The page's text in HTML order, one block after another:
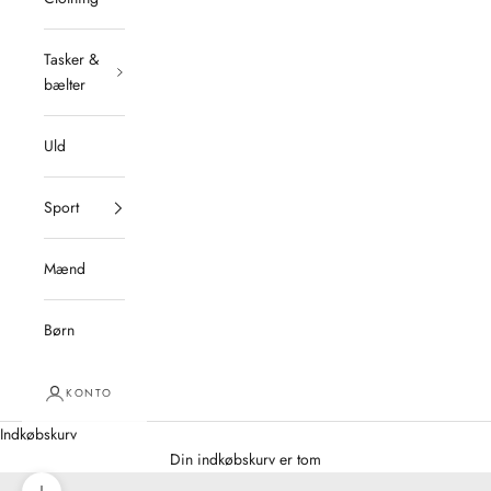
Tasker &
bælter
Uld
Sport
Mænd
Børn
KONTO
Indkøbskurv
Din indkøbskurv er tom